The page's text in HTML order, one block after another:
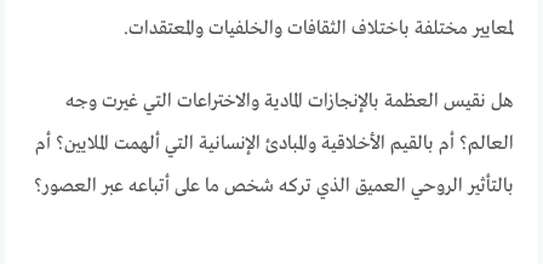
لمعايير مختلفة باختلاف الثقافات والخلفيات والمعتقدات.
هل نقيس العظمة بالإنجازات المادية والاختراعات التي غيرت وجه
العالم؟ أم بالقيم الأخلاقية والمبادئ الإنسانية التي ألهمت الملايين؟ أم
بالتأثير الروحي العميق الذي تركه شخص ما على أتباعه عبر العصور؟